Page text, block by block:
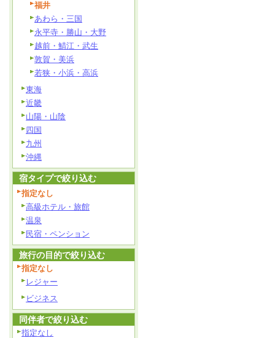
福井
あわら・三国
永平寺・勝山・大野
越前・鯖江・武生
敦賀・美浜
若狭・小浜・高浜
東海
近畿
山陽・山陰
四国
九州
沖縄
宿タイプで絞り込む
指定なし
高級ホテル・旅館
温泉
民宿・ペンション
旅行の目的で絞り込む
指定なし
レジャー
ビジネス
同伴者で絞り込む
指定なし